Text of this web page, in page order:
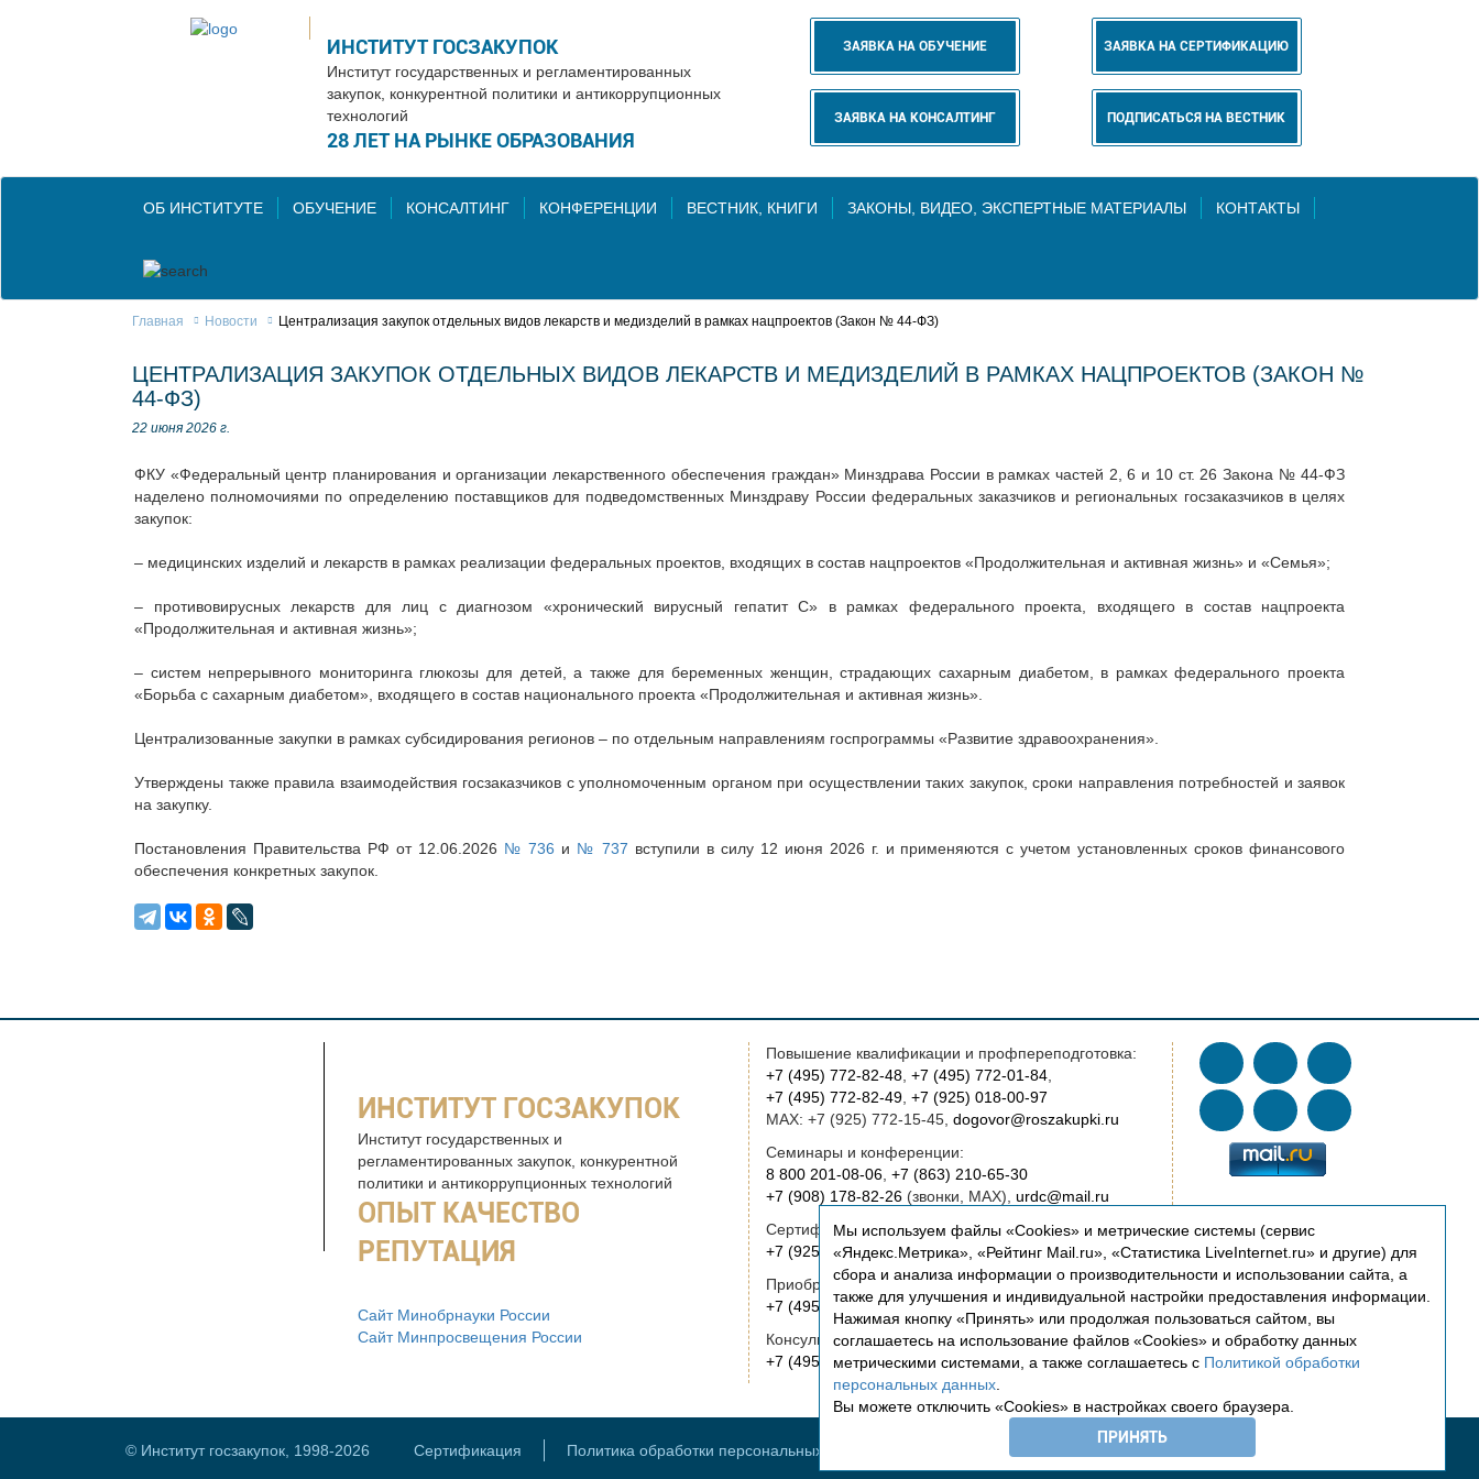
ИНСТИТУТ ГОСЗАКУПОК
Институт государственных и регламентированных
закупок, конкурентной политики и антикоррупционных
технологий
28 ЛЕТ НА РЫНКЕ ОБРАЗОВАНИЯ
ЗАЯВКА НА ОБУЧЕНИЕ ЗАЯВКА НА СЕРТИФИКАЦИЮ
ЗАЯВКА НА КОНСАЛТИНГ ПОДПИСАТЬСЯ НА ВЕСТНИК
ОБ ИНСТИТУТЕ ОБУЧЕНИЕ КОНСАЛТИНГ КОНФЕРЕНЦИИ ВЕСТНИК, КНИГИ ЗАКОНЫ, ВИДЕО, ЭКСПЕРТНЫЕ МАТЕРИАЛЫ КОНТАКТЫ
Главная Новости Централизация закупок отдельных видов лекарств и медизделий в рамках нацпроектов (Закон № 44-ФЗ)
ЦЕНТРАЛИЗАЦИЯ ЗАКУПОК ОТДЕЛЬНЫХ ВИДОВ ЛЕКАРСТВ И МЕДИЗДЕЛИЙ В РАМКАХ НАЦПРОЕКТОВ (ЗАКОН №
44-ФЗ)
22 июня 2026 г.
ФКУ «Федеральный центр планирования и организации лекарственного обеспечения граждан» Минздрава России в рамках частей 2, 6 и 10 ст. 26 Закона № 44-ФЗ
наделено полномочиями по определению поставщиков для подведомственных Минздраву России федеральных заказчиков и региональных госзаказчиков в целях
закупок:
– медицинских изделий и лекарств в рамках реализации федеральных проектов, входящих в состав нацпроектов «Продолжительная и активная жизнь» и «Семья»;
– противовирусных лекарств для лиц с диагнозом «хронический вирусный гепатит С» в рамках федерального проекта, входящего в состав нацпроекта
«Продолжительная и активная жизнь»;
– систем непрерывного мониторинга глюкозы для детей, а также для беременных женщин, страдающих сахарным диабетом, в рамках федерального проекта
«Борьба с сахарным диабетом», входящего в состав национального проекта «Продолжительная и активная жизнь».
Централизованные закупки в рамках субсидирования регионов – по отдельным направлениям госпрограммы «Развитие здравоохранения».
Утверждены также правила взаимодействия госзаказчиков с уполномоченным органом при осуществлении таких закупок, сроки направления потребностей и заявок
на закупку.
Постановления Правительства РФ от 12.06.2026 № 736 и № 737 вступили в силу 12 июня 2026 г. и применяются с учетом установленных сроков финансового
обеспечения конкретных закупок.
ИНСТИТУТ ГОСЗАКУПОК
Институт государственных и
регламентированных закупок, конкурентной
политики и антикоррупционных технологий
ОПЫТ КАЧЕСТВО
РЕПУТАЦИЯ
Сайт Минобрнауки России
Сайт Минпросвещения России
Повышение квалификации и профпереподготовка:
+7 (495) 772-82-48, +7 (495) 772-01-84,
+7 (495) 772-82-49, +7 (925) 018-00-97
MAX: +7 (925) 772-15-45, dogovor@roszakupki.ru
Семинары и конференции:
8 800 201-08-06, +7 (863) 210-65-30
+7 (908) 178-82-26(звонки, MAX), urdc@mail.ru
Сертификация:
+7 (925) 772-15-45(звонки, MAX),cert@roszakupki.ru
Приобретение книг:
+7 (495) 772-00-14,institut@roszakupki.ru
Консультационные услуги и руководство:
+7 (495) 772-01-83, institut@roszakupki.ru
© Институт госзакупок, 1998-2026 Сертификация Политика обработки персональных данных Заметили ошибку? - Выделите текст и нажмите Ctrl+Enter
Мы используем файлы «Cookies» и метрические системы (сервис
«Яндекс.Метрика», «Рейтинг Mail.ru», «Статистика LiveInternet.ru» и другие) для
сбора и анализа информации о производительности и использовании сайта, а
также для улучшения и индивидуальной настройки предоставления информации.
Нажимая кнопку «Принять» или продолжая пользоваться сайтом, вы
соглашаетесь на использование файлов «Cookies» и обработку данных
метрическими системами, а также соглашаетесь с Политикой обработки
персональных данных
Вы можете отключить «Cookies» в настройках своего браузера.
ПРИНЯТЬ